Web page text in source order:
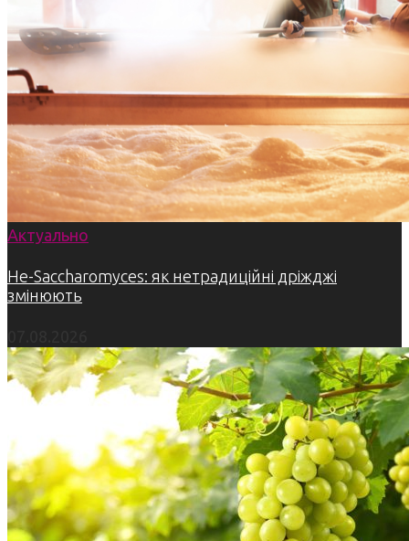
Актуально
Не-Saccharomyces: як нетрадиційні дріжджі
змінюють